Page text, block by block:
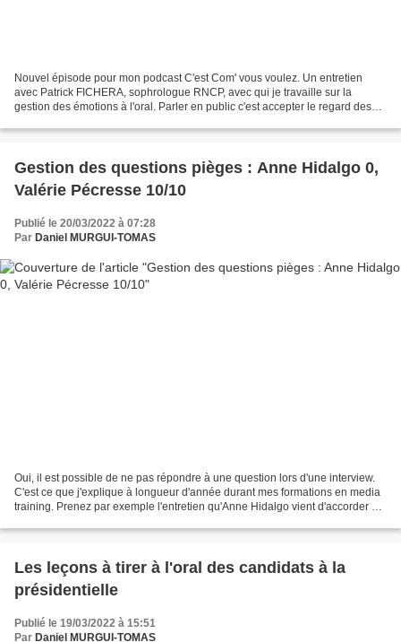
Nouvel épisode pour mon podcast C'est Com' vous voulez. Un entretien
avec Patrick FICHERA, sophrologue RNCP, avec qui je travaille sur la
gestion des émotions à l'oral. Parler en public c'est accepter le regard des
Gestion des questions pièges : Anne Hidalgo 0,
Valérie Pécresse 10/10
Publié le 20/03/2022 à 07:28
Par Daniel MURGUI-TOMAS
Oui, il est possible de ne pas répondre à une question lors d'une interview.
C'est ce que j'explique à longueur d'année durant mes formations en media
training. Prenez par exemple l'entretien qu'Anne Hidalgo vient d'accorder au
Les leçons à tirer à l'oral des candidats à la
présidentielle
Publié le 19/03/2022 à 15:51
Par Daniel MURGUI-TOMAS